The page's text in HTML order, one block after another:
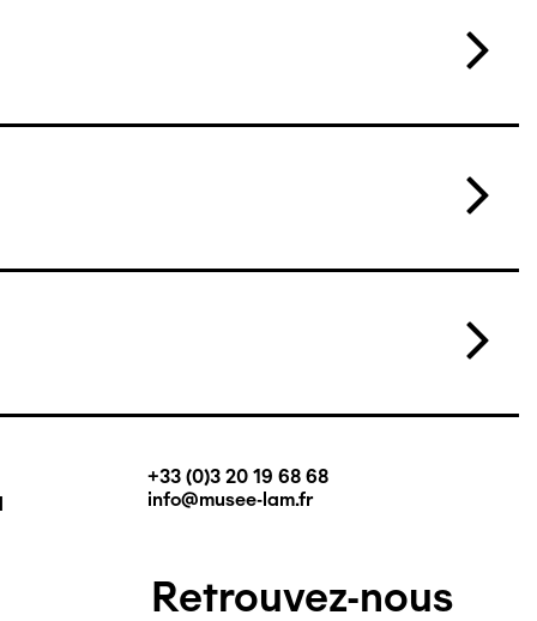
+33 (0)3 20 19 68 68
info@musee-lam.fr
Retrouvez-nous